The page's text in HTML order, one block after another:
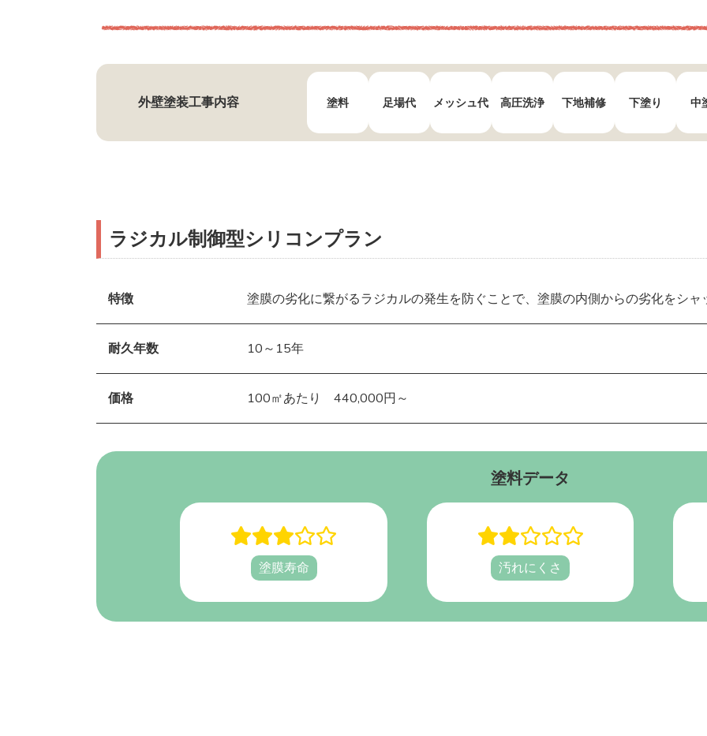
外壁塗装工事内容 塗料 足場代 メッシュ代 高圧洗浄 下地補修 下塗り 中
ラジカル制御型シリコンプラン
特徴 塗膜の劣化に繋がるラジカルの発生を防ぐことで、塗膜の内側からの劣化をシャ
耐久年数 10～15年
価格 100㎡あたり 440,000円～
塗料データ
塗膜寿命 汚れにくさ